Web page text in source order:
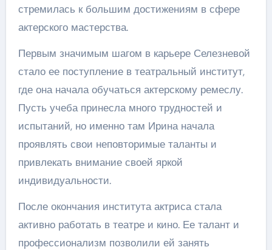
стремилась к большим достижениям в сфере
актерского мастерства.
Первым значимым шагом в карьере Селезневой
стало ее поступление в театральный институт,
где она начала обучаться актерскому ремеслу.
Пусть учеба принесла много трудностей и
испытаний, но именно там Ирина начала
проявлять свои неповторимые таланты и
привлекать внимание своей яркой
индивидуальности.
После окончания института актриса стала
активно работать в театре и кино. Ее талант и
профессионализм позволили ей занять